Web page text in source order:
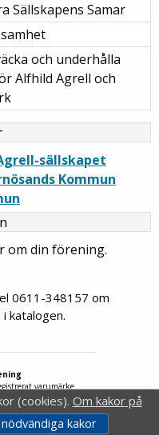
Sällskapens Samar
och underhålla
Alfhild Agrell och
sällskapet
Kommun
om din förening.
0611-348157 om
katalogen.
varumärke.
(cookies). Om kakor på
kakor